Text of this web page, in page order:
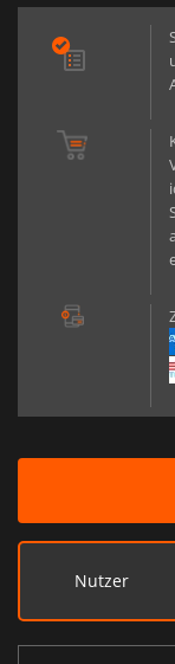
Nutzer